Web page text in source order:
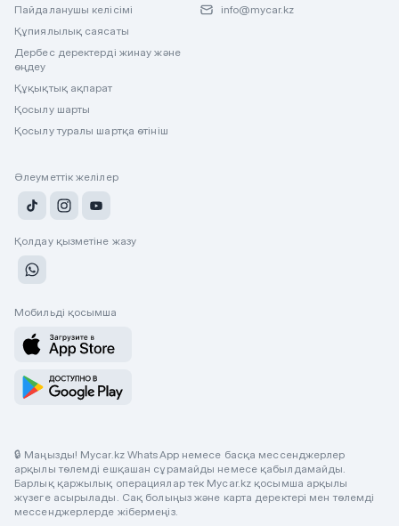
Пайдаланушы келісімі
Құпиялылық саясаты
Дербес деректерді жинау және
өңдеу
Құқықтық ақпарат
Қосылу шарты
Қосылу туралы шартқа өтініш
info@mycar.kz
Әлеуметтік желілер
Қолдау қызметіне жазу
Мобильді қосымша
🔒 Маңызды! Mycar.kz WhatsApp немесе басқа мессенджерлер
арқылы төлемді ешқашан сұрамайды немесе қабылдамайды.
Барлық қаржылық операциялар тек Mycar.kz қосымша арқылы
жүзеге асырылады. Сақ болыңыз және карта деректері мен төлемді
мессенджерлерде жібермеңіз.